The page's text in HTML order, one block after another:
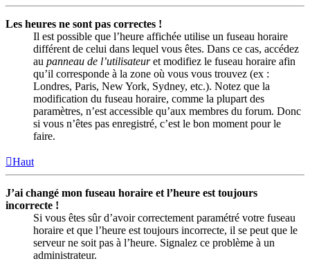
Les heures ne sont pas correctes !
Il est possible que l’heure affichée utilise un fuseau horaire
différent de celui dans lequel vous êtes. Dans ce cas, accédez
au panneau de l’utilisateuret modifiez le fuseau horaire afin
qu’il corresponde à la zone où vous vous trouvez (ex :
Londres, Paris, New York, Sydney, etc.). Notez que la
modification du fuseau horaire, comme la plupart des
paramètres, n’est accessible qu’aux membres du forum. Donc
si vous n’êtes pas enregistré, c’est le bon moment pour le
faire.
Haut
J’ai changé mon fuseau horaire et l’heure est toujours
incorrecte !
Si vous êtes sûr d’avoir correctement paramétré votre fuseau
horaire et que l’heure est toujours incorrecte, il se peut que le
serveur ne soit pas à l’heure. Signalez ce problème à un
administrateur.